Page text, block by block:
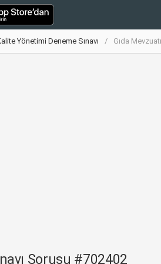
Yönetimi Deneme Sınavı Gıda
Sorusu #702402